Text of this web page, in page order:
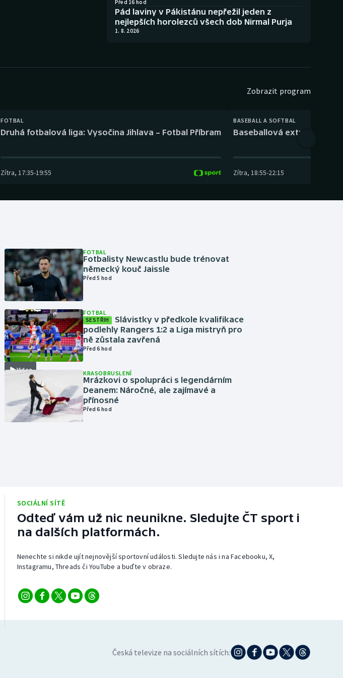
Před 16 hod
Pád laviny v Pákistánu nepřežil jeden z
nejlepších horolezců všech dob Nirmal Purja
1. 8. 2026
Zobrazit program
FOTBAL
Druhá fotbalová liga: Vysočina Jihlava – Fotbal Příbram
Zítra, 17:35-19:55
BASEBALL A SOFTBAL
Baseballová extraliga:
Zítra, 18:55-22:15
FOTBAL
Fotbalisty Newcastlu bude trénovat
německý kouč Jaissle
Před 5 hod
Video
FOTBAL
SESTŘIH
Slávistky v předkole kvalifikace
podlehly Rangers 1:2 a Liga mistryň pro
ně zůstala zavřená
Před 6 hod
KRASOBRUSLENÍ
Mrázkovi o spolupráci s legendárním
Deanem: Náročné, ale zajímavé a
přínosné
Před 6 hod
SOCIÁLNÍ SÍTĚ
Odteď vám už nic neunikne. Sledujte ČT sport i
na dalších platformách.
Nenechte si nikde ujít nejnovější sportovní události. Sledujte nás i na Facebooku, X,
Instagramu, Threads či YouTube a buďte v obraze.
Česká televize na sociálních sítích: